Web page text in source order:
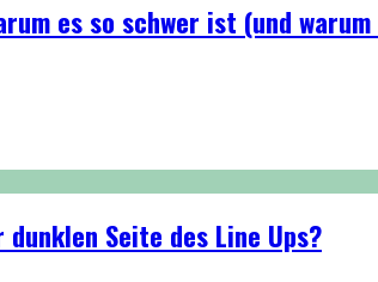
es so schwer ist (und
Seite des Line Ups?